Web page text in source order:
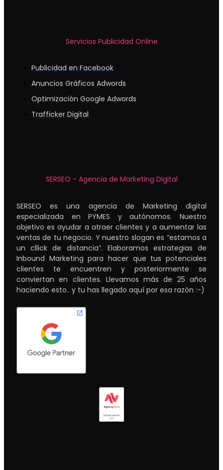
Servicios Publicidad Online
Publicidad en Facebook
Anuncios Gráficos Adwords
Optimización Google Adwords
Trafficker Digital
SERSEO - Agencia de Marketing Digital
SERSEO es una agencia de Marketing digital
especializada en PYMES y autónomos. Nuestro
objetivo es ayudar a atraer clientes y a aumentar las
ventas de tu negocio. Y nuestro slogan es “estamos a
un cllick de distancia”. Elaboramos estrategias de
Inbound Marketing para hacer que tus potenciales
clientes te encuentren y posteriormente se
conviertan en clientes. Llevamos más de 25 años
haciendo esto.. y tu has llegado aquí por esa razón :-)